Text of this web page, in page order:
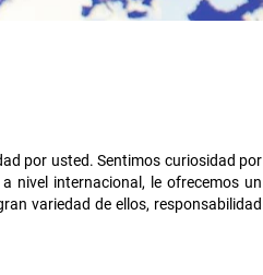
por usted. Sentimos curiosidad por
nivel internacional, le ofrecemos un
variedad de ellos, responsabilidad